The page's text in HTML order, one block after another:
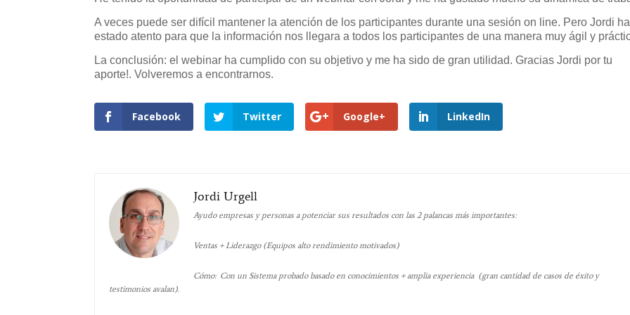
A veces puede ser difícil mantener la atención de los participantes durante una sesión on line. Pero Jordi ha
estado atento para que la información nos llegara a todos los participantes de una manera muy ágil y
La conclusión: el webinar ha cumplido con su objetivo y me ha sido de gran utilidad. Gracias Jordi por tu
aporte!. Volveremos a encontrarnos.
Facebook Twitter Google+ LinkedIn
Jordi Urgell
Ayudo empresas y personas a potenciar sus resultados con las 2 palancas más importantes:
Ventas + Liderazgo (Equipos alto rendimiento motivados)
Cómo: Con un Sistema probado basado en conocimientos + amplia experiencia (gran cantidad de casos de éxito y
testimonios avalan).